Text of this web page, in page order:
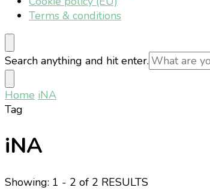
Terms & conditions
Looking
for
Something?
Search anything and hit enter.
Home iNA
Tag
iNA
Showing: 1 - 2 of 2 RESULTS